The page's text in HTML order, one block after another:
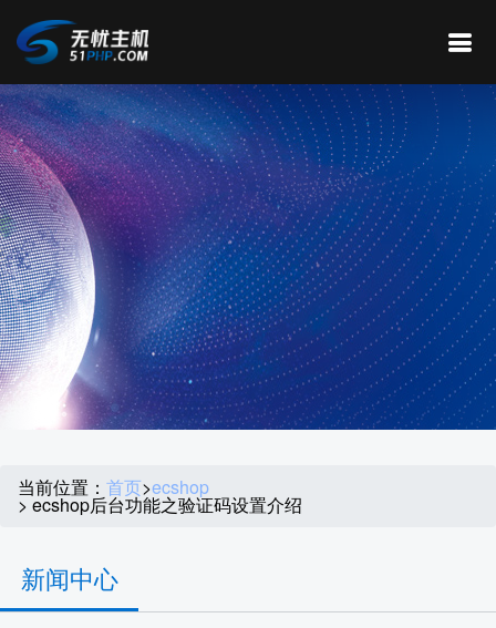
当前位置： 首页>ecshop
> ecshop后台功能之验证码设置介绍
新闻中心